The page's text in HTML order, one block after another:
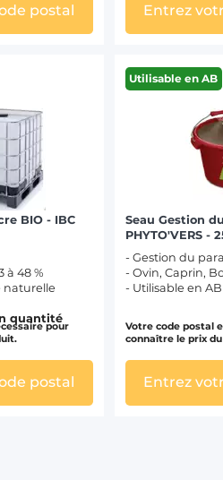
postal Entrez
BIO - IBC
à 48 %
naturelle
quantité
pour
postal
Utilisable en AB
Seau Gestion
PHYTO'VERS -
- Gestion du
- Ovin, Caprin,
- Utilisable en AB
Votre code postal
connaître le prix
Entrez